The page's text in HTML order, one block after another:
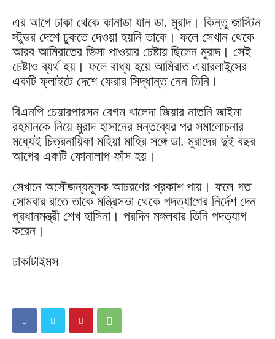
এর আগে ঢাকা থেকে কানাডা যান ডা. মুরাদ। কিন্তু জাস্টিন
স্টুডর দেশে ঢুকতে দেওয়া হয়নি তাকে। ফলে সেখান থেকে
আরব আমিরাতের ভিসা পাওয়ার চেষ্টায় ছিলেন মুরাদ। সেই
চেষ্টাও ব্যর্থ হয়। ফলে বাধ্য হয়ে আমিরাত এয়ারলাইন্সের
একটি ফ্লাইটে দেশে ফেরার সিদ্ধান্ত নেন তিনি।
বিএনপি চেয়ারপারসন বেগম খালেদা জিয়ার নাতনি জাইমা
রহমানকে নিয়ে মুরাদ হাসানের মন্তব্যের পর সমালোচনার
মধ্যেই চিত্রনায়িকা মহিয়া মাহির সঙ্গে ডা. মুরাদের দুই বছর
আগের একটি ফোনালাপ ফাঁস হয়।
সেখানে অসৌজন্যমূলক আচরণের প্রকাশ পায়। ফলে গত
সোমবার রাতে তাকে মন্ত্রিসভা থেকে পদত্যাগের নির্দেশ দেন
প্রধানমন্ত্রী শেখ হাসিনা। পরদিন মঙ্গলবার তিনি পদত্যাগ
করেন।
ঢাকাটাইমস